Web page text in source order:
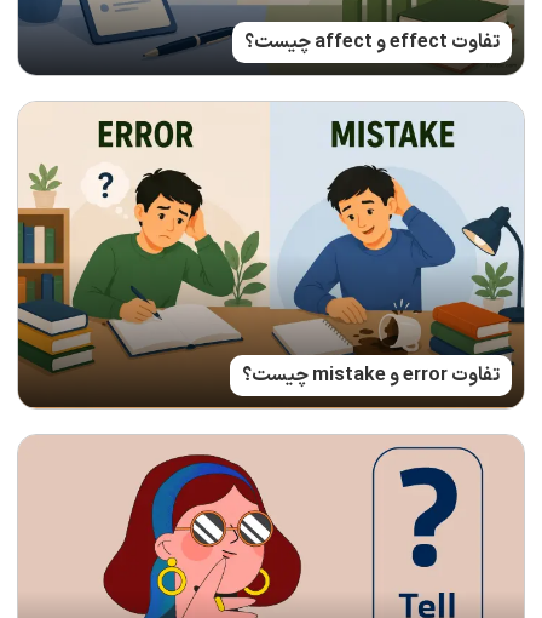
تفاوت effect و affect چیست؟
تفاوت error و mistake چیست؟